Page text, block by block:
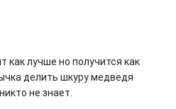
как лучше но получится как
делить шкуру медведя
не знает.